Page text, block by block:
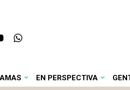
EN PERSPECTIVA